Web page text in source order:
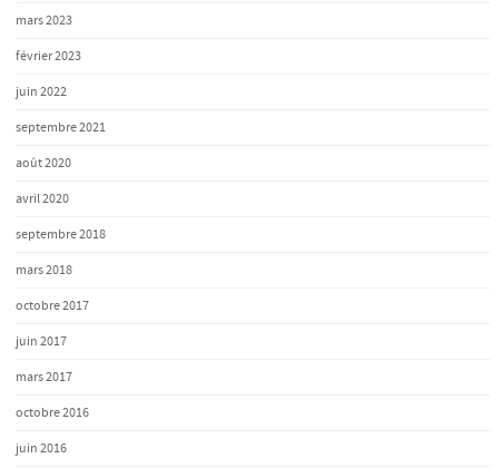
mars 2023
février 2023
juin 2022
septembre 2021
août 2020
avril 2020
septembre 2018
mars 2018
octobre 2017
juin 2017
mars 2017
octobre 2016
juin 2016